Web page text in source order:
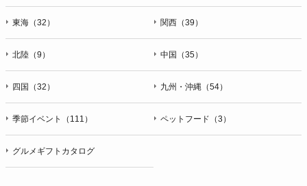
東海（32） 関西（39）
北陸（9） 中国（35）
四国（32） 九州・沖縄（54）
季節イベント（111） ペットフード（3）
グルメギフトカタログ